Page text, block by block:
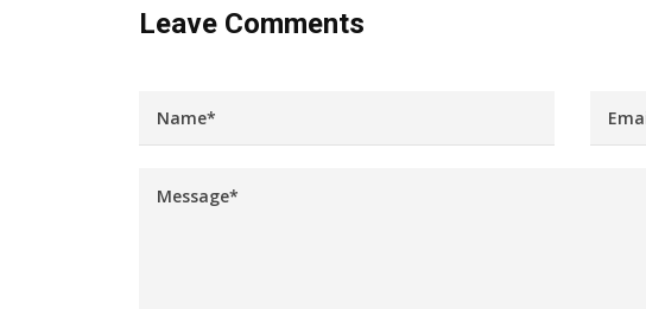
Leave Comments